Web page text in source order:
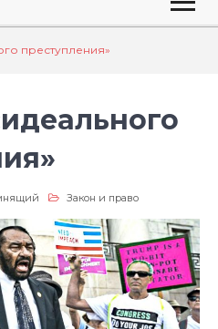
преступления»
Закон и право